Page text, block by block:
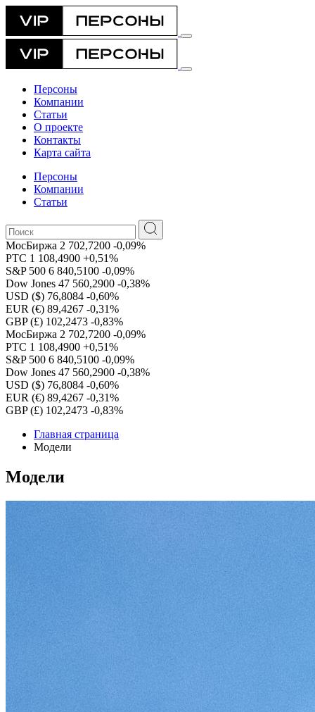
Персоны
Компании
Статьи
О проекте
Контакты
Карта сайта
Персоны
Компании
Статьи
МосБиржа 2 702,7200 -0,09%
РТС 1 108,4900 +0,51%
S&P 500 6 840,5100 -0,09%
Dow Jones 47 560,2900 -0,38%
USD ($) 76,8084 -0,60%
EUR (€) 89,4267 -0,31%
GBP (£) 102,2473 -0,83%
МосБиржа 2 702,7200 -0,09%
РТС 1 108,4900 +0,51%
S&P 500 6 840,5100 -0,09%
Dow Jones 47 560,2900 -0,38%
USD ($) 76,8084 -0,60%
EUR (€) 89,4267 -0,31%
GBP (£) 102,2473 -0,83%
Главная страница
Модели
Модели